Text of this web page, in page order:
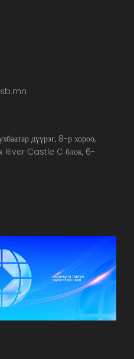
дүүрэг, 8-р хороо,
River Castle C блок, 6-